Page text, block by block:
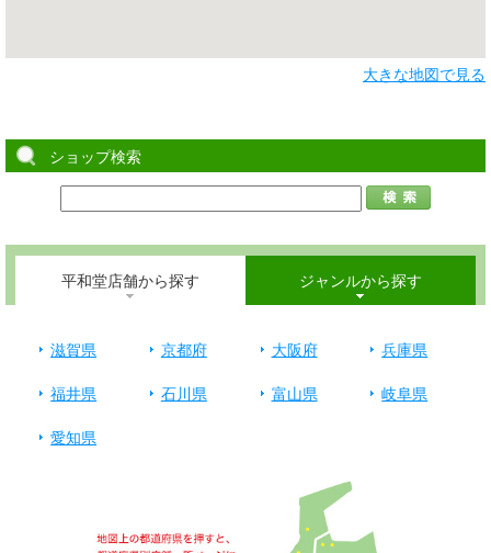
大きな地図で見る
ショップ検索
平和堂店舗から探す ジャンルから探す
滋賀県 京都府 大阪府
兵庫県
福井県
石川県 富山県
岐阜県
愛知県